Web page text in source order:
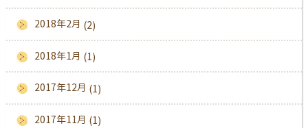
2018年2月 (2)
2018年1月 (1)
2017年12月 (1)
2017年11月 (1)